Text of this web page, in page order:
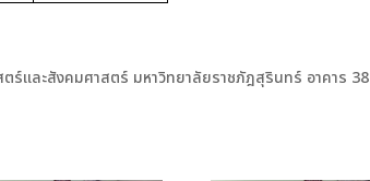
และสังคมศาสตร์ มหาวิทยาลัยราชภัฎสุรินทร์ อาคาร 38